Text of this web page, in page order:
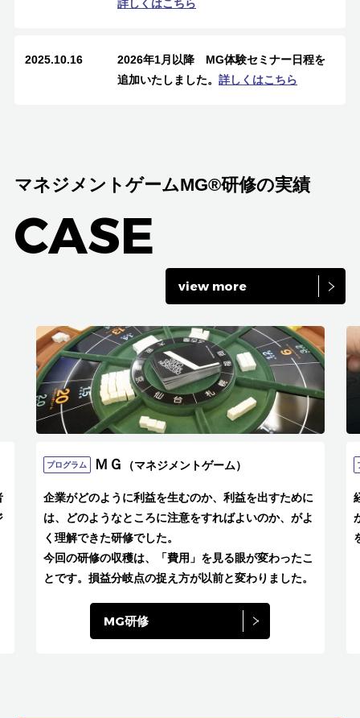
詳しくはこちら
2025.10.16
2026年1月以降 MG体験セミナー日程を
追加いたしました。詳しくはこちら
マネジメントゲームMG®研修の実績
CASE
view more
プログラム ＭＧ （マネジメントゲーム）
企業がどのように利益を生むのか、利益を出すために
は、どのようなところに注意をすればよいのか、がよ
く理解できた研修でした。
今回の研修の収穫は、「費用」を見る眼が変わったこ
とです。損益分岐点の捉え方が以前と変わりました。
MG研修